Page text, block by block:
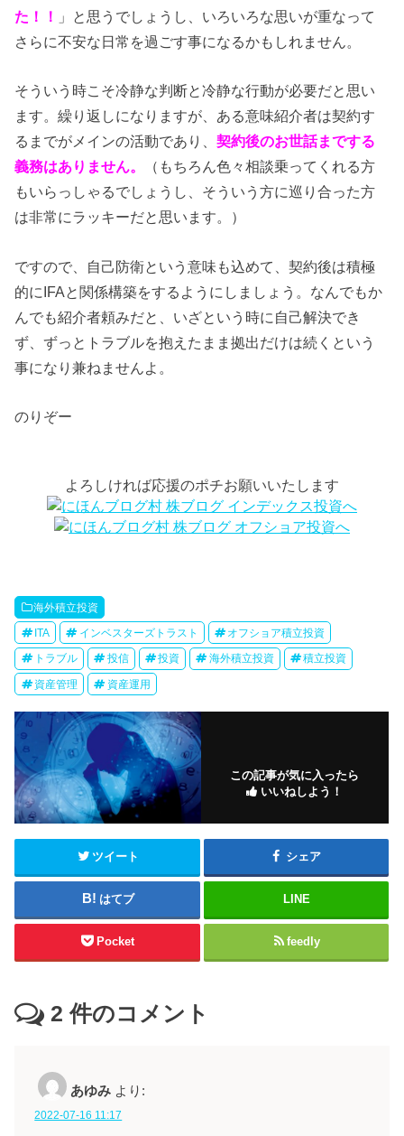
た！！
」と思うでしょうし、いろいろな思いが重なって
さらに不安な日常を過ごす事になるかもしれません。
そういう時こそ冷静な判断と冷静な行動が必要だと思い
ます。繰り返しになりますが、ある意味紹介者は契約す
るまでがメインの活動であり、契約後のお世話までする
義務はありません。
（もちろん色々相談乗ってくれる方
もいらっしゃるでしょうし、そういう方に巡り合った方
は非常にラッキーだと思います。）
ですので、自己防衛という意味も込めて、契約後は積極
的にIFAと関係構築をするようにしましょう。なんでもか
んでも紹介者頼みだと、いざという時に自己解決でき
ず、ずっとトラブルを抱えたまま拠出だけは続くという
事になり兼ねませんよ。
のりぞー
よろしければ応援のポチお願いいたします
海外積立投資
ITA インベスターズトラスト オフショア積立投資
トラブル 投信 投資 海外積立投資 積立投資
資産管理 資産運用
この記事が気に入ったら
いいねしよう！
ツイート シェア
はてブ LINE
Pocket feedly
2 件のコメント
あゆみ より:
2022-07-16 11:17